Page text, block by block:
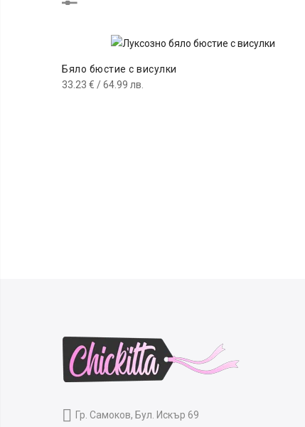
Бяло бюстие с висулки
33.23 € / 64.99 лв.
Гр. Самоков, Бул. Искър 69